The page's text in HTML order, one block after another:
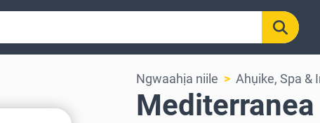
Ngwaahịa niile Ahụike, Spa &